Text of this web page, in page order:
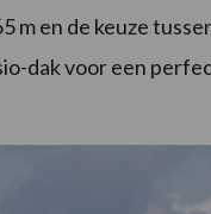
m en de keuze
dak voor een